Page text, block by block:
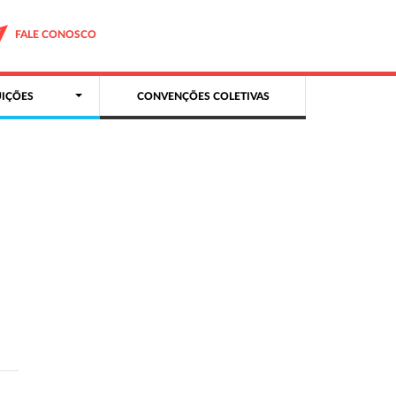
FALE CONOSCO
CONVENÇÕES COLETIVAS